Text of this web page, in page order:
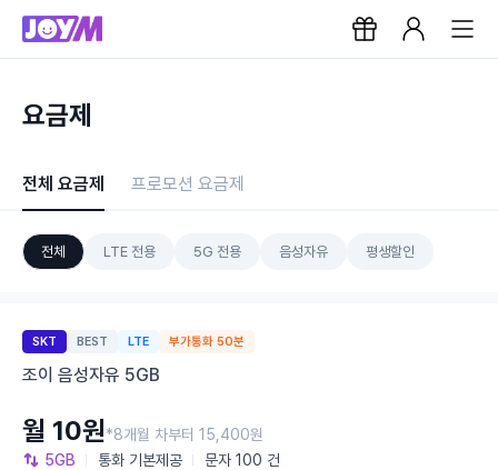
요금제
전체 요금제 프로모션 요금제
전체 LTE 전용 5G 전용 음성자유 평생할인
SKT BEST LTE 부가통화 50분
조이 음성자유 5GB
5GB 통화 기본제공 문자 100 건
월 10원*8개월 차부터 15,400원